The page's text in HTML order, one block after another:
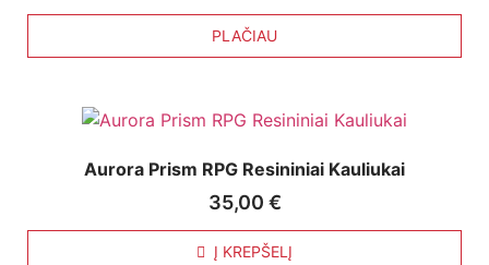
PLAČIAU
Aurora Prism RPG Resininiai Kauliukai
35,00 €
Į KREPŠELĮ